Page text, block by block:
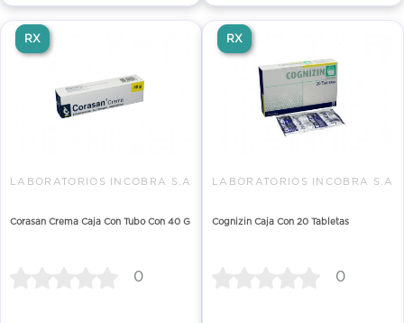
LABORATORIOS INCOBRA S.A
Corasan Crema Caja Con Tubo Con 40 G
0
RX
LABORATORIOS INCOBRA S.A
Cognizin Caja Con 20 Tabletas
0
RX